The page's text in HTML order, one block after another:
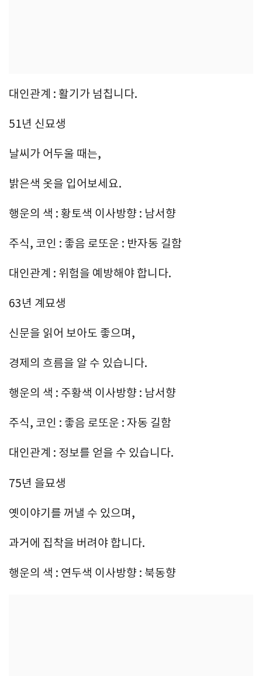
대인관계 : 활기가 넘칩니다.
51년 신묘생
날씨가 어두울 때는,
밝은색 옷을 입어보세요.
행운의 색 : 황토색 이사방향 : 남서향
주식, 코인 : 좋음 로또운 : 반자동 길함
대인관계 : 위험을 예방해야 합니다.
63년 계묘생
신문을 읽어 보아도 좋으며,
경제의 흐름을 알 수 있습니다.
행운의 색 : 주황색 이사방향 : 남서향
주식, 코인 : 좋음 로또운 : 자동 길함
대인관계 : 정보를 얻을 수 있습니다.
75년 을묘생
옛이야기를 꺼낼 수 있으며,
과거에 집착을 버려야 합니다.
행운의 색 : 연두색 이사방향 : 북동향